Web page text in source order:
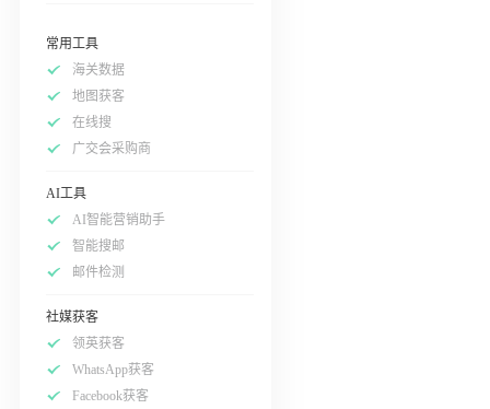
常用工具
海关数据
地图获客
在线搜
广交会采购商
AI工具
AI智能营销助手
智能搜邮
邮件检测
社媒获客
领英获客
WhatsApp获客
Facebook获客